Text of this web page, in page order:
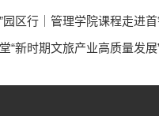
”园区行｜管理学院课程走进
“新时期文旅产业高质量发展